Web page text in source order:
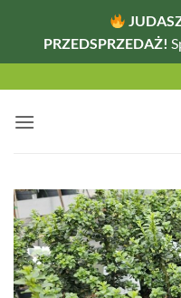
PRZEDSPRZEDAŻ!
zawartości